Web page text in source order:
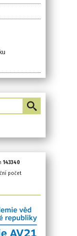
143340
počet